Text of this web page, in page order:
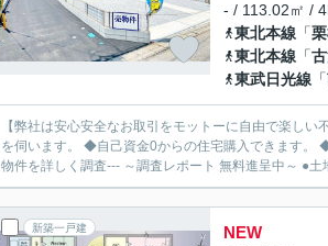
- / 113.02㎡ /
東北本線 「
東北本線 「
東武日光線 「
【弊社は安心安全なお取引をモットーに自由で楽し
を伺います。 ◆自己資金0からの住宅購入できます。 ◆即
物件を詳しく調査--- ～調査レポート 無料進呈中～ ●
新築一戸建 NEW